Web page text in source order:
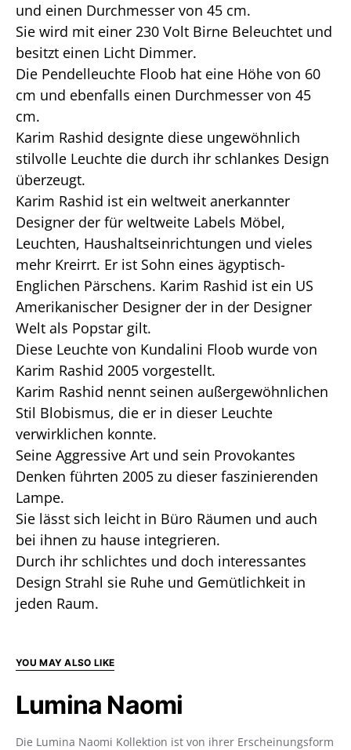
und einen Durchmesser von 45 cm.
Sie wird mit einer 230 Volt Birne Beleuchtet und
besitzt einen Licht Dimmer.
Die Pendelleuchte Floob hat eine Höhe von 60
cm und ebenfalls einen Durchmesser von 45
cm.
Karim Rashid designte diese ungewöhnlich
stilvolle Leuchte die durch ihr schlankes Design
überzeugt.
Karim Rashid ist ein weltweit anerkannter
Designer der für weltweite Labels Möbel,
Leuchten, Haushaltseinrichtungen und vieles
mehr Kreirrt. Er ist Sohn eines ägyptisch-
Englichen Pärschens. Karim Rashid ist ein US
Amerikanischer Designer der in der Designer
Welt als Popstar gilt.
Diese Leuchte von Kundalini Floob wurde von
Karim Rashid 2005 vorgestellt.
Karim Rashid nennt seinen außergewöhnlichen
Stil Blobismus, die er in dieser Leuchte
verwirklichen konnte.
Seine Aggressive Art und sein Provokantes
Denken führten 2005 zu dieser faszinierenden
Lampe.
Sie lässt sich leicht in Büro Räumen und auch
bei ihnen zu hause integrieren.
Durch ihr schlichtes und doch interessantes
Design Strahl sie Ruhe und Gemütlichkeit in
jeden Raum.
YOU MAY ALSO LIKE
Lumina Naomi
Die Lumina Naomi Kollektion ist von ihrer Erscheinungsform